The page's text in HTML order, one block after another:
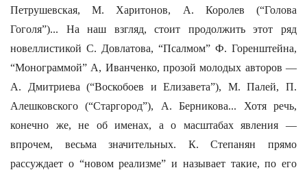
Петрушевская, М. Харитонов, А. Королев (“Голова
Гоголя”)... На наш взгляд, стоит продолжить этот ряд
новеллистикой С. Довлатова, “Псалмом” Ф. Горенштейна,
“Монограммой” А, Иванченко, прозой молодых авторов —
А. Дмитриева (“Воскобоев и Елизавета”), М. Палей, П.
Алешковского (“Старгород”), А. Берникова... Хотя речь,
конечно же, не об именах, а о масштабах явления —
впрочем, весьма значительных. К. Степанян прямо
рассуждает о “новом реализме” и называет такие, по его